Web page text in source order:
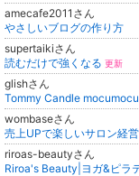
amecafe2011さん
やさしいブログの作り方
supertaikiさん
読むだけで強くなる 更新
glishさん
Tommy Candle mocumocu
wombaseさん
riroas-beautyさん